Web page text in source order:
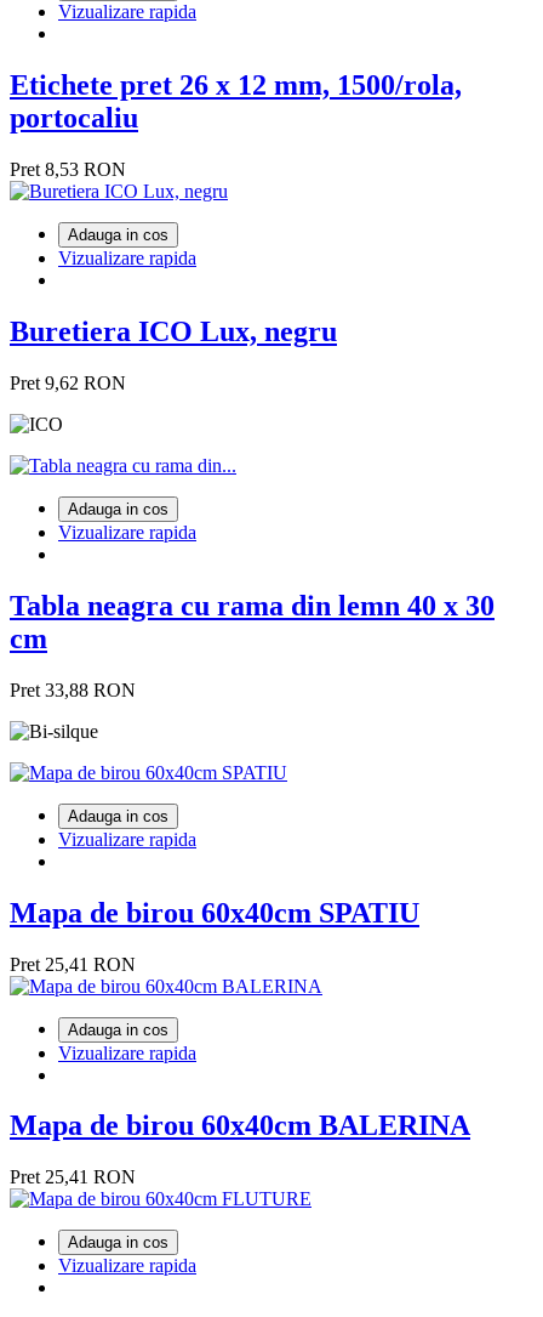
Vizualizare rapida
Etichete pret 26 x 12 mm, 1500/rola,
portocaliu
Pret 8,53 RON
Adauga in cos
Vizualizare rapida
Buretiera ICO Lux, negru
Pret 9,62 RON
Adauga in cos
Vizualizare rapida
Tabla neagra cu rama din lemn 40 x 30
cm
Pret 33,88 RON
Adauga in cos
Vizualizare rapida
Mapa de birou 60x40cm SPATIU
Pret 25,41 RON
Adauga in cos
Vizualizare rapida
Mapa de birou 60x40cm BALERINA
Pret 25,41 RON
Adauga in cos
Vizualizare rapida